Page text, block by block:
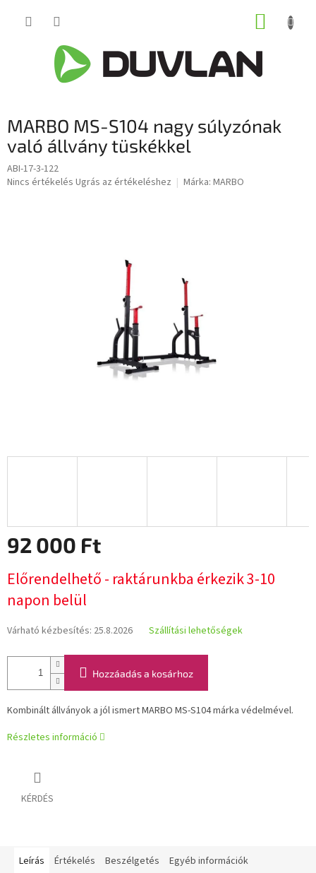
KOSÁR
MARBO MS-S104 nagy súlyzónak
való állvány tüskékkel
ABI-17-3-122
A
Nincs értékelés Ugrás az értékeléshez Márka: MARBO
92 000 Ft
Előrendelhető - raktárunkba érkezik 3-10
napon belül
Várható kézbesítés: 25.8.2026 Szállítási lehetőségek
Hozzáadás a kosárhoz
Kombinált állványok a jól ismert MARBO MS-S104 márka védelmével.
Részletes információ
KÉRDÉS
Leírás Értékelés Beszélgetés Egyéb információk